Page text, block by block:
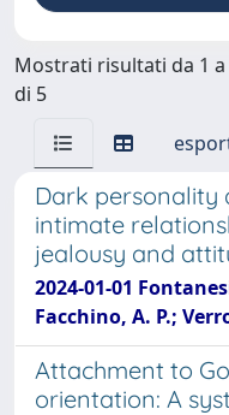
Mostrati risultati da 1 a
di 5
Dark personality
intimate
jealousy and
2024-01-01
Facchino, A. P.;
Attachment to
orientation: A